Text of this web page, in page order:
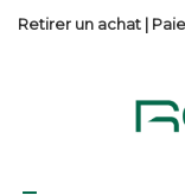
Retirer un achat |